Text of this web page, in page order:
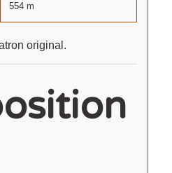
554 m
original.